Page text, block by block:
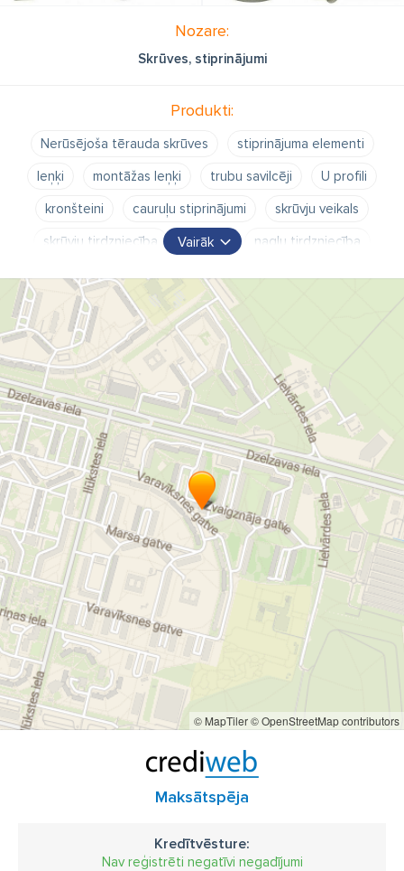
Nozare:
Skrūves, stiprinājumi
Produkti:
Nerūsējoša tērauda skrūves
stiprinājuma elementi
leņķi
montāžas leņķi trubu savilcēji
U profili
kronšteini
cauruļu stiprinājumi
skrūvju veikals
skrūvju tirdzniecība
naglas
naglu tirdzniecība
Vairāk
© MapTiler© OpenStreetMap contributors
Maksātspēja
Kredītvēsture:
Nav reģistrēti negatīvi negadījumi